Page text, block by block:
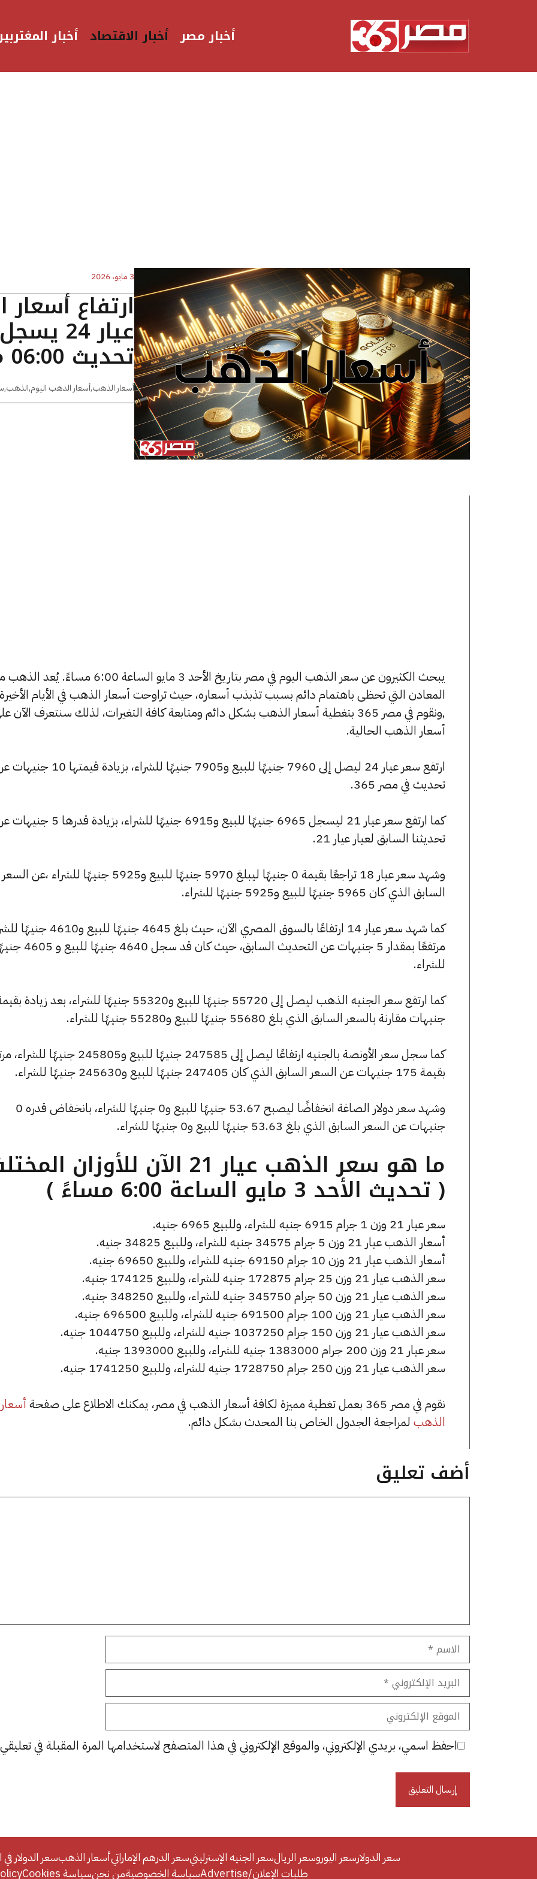
أخبار مصر أخبار الاقتصاد أخبار
3 مايو، 2026
ارتفاع
تحديث 06:00 مساءًا
أسعار الذهب,أسعار الذهب اليوم,الذهب,
يبحث الكثيرون عن سعر الذهب اليوم في مصر بتاريخ الأحد 3 مايو الساعة 6:00 مساءً.
المعادن التي تحظى باهتمام دائم بسبب تذبذب أسعاره، حيث تراوحت أسعار الذهب في الأيام الأخيرة
,ونقوم في مصر 365 بتغطية أسعار الذهب بشكل دائم ومتابعة كافة التغيرات، لذلك سنتعرف الآن
أسعار الذهب الحالية.
ارتفع سعر عيار 24 ليصل إلى 7960 جنيهًا للبيع و7905 جنيهًا
تحديث في مصر 365.
كما ارتفع سعر عيار 21 ليسجل 6965 جنيهًا للبيع و6915 جنيهًا للشراء، بزيادة
تحديثنا السابق لعيار عيار 21.
وشهد سعر عيار 18 تراجعًا بقيمة 0 جنيهًا ليبلغ 5970 جنيهًا للبيع و5925 جنيهًا للشراء ،عن السعر
السابق الذي كان 5965 جنيهًا للبيع و5925 جنيهًا للشراء.
كما شهد سعر عيار 14 ارتفاعًا بالسوق المصري الآن، حيث بلغ 4645 جنيهًا
مرتفعًا بمقدار 5 جنيهات عن التحديث السابق، حيث كان قد سجل
للشراء.
جنيهات مقارنة بالسعر السابق الذي بلغ 55680 جنيهًا للبيع و55280 جنيهًا للشراء.
كما سجل سعر الأونصة بالجنيه ارتفاعًا ليصل إلى 247585 جنيهًا للبيع و245805
بقيمة 175 جنيهات عن السعر السابق الذي كان 247405 جنيهًا للبيع و245630 جنيهًا للشراء.
وشهد سعر دولار الصاغة انخفاضًا ليصبح 53.67 جنيهًا للبيع و0 جنيهًا للشراء، بانخفاض قدره 0
جنيهات عن السعر السابق الذي بلغ 53.63 جنيهًا للبيع و0 جنيهًا للشراء.
ما هو سعر الذهب عيار 21 الآن للأوزان
( تحديث الأحد 3 مايو الساعة 6:00 مساءً )
سعر عيار 21 وزن 1 جرام 6915 جنيه للشراء، وللبيع 6965 جنيه.
أسعار الذهب عيار 21 وزن 5 جرام 34575 جنيه للشراء، وللبيع 34825 جنيه.
أسعار الذهب عيار 21 وزن 10 جرام 69150 جنيه للشراء، وللبيع 69650 جنيه.
سعر الذهب عيار 21 وزن 25 جرام 172875 جنيه للشراء، وللبيع 174125 جنيه.
سعر الذهب عيار 21 وزن 50 جرام 345750 جنيه للشراء، وللبيع 348250 جنيه.
سعر الذهب عيار 21 وزن 100 جرام 691500 جنيه للشراء، وللبيع 696500 جنيه.
سعر الذهب عيار 21 وزن 150 جرام 1037250 جنيه للشراء، وللبيع 1044750 جنيه.
سعر عيار 21 وزن 200 جرام 1383000 جنيه للشراء، وللبيع 1393000 جنيه.
سعر الذهب عيار 21 وزن 250 جرام 1728750 جنيه للشراء، وللبيع 1741250 جنيه.
نقوم في مصر 365 بعمل تغطية مميزة لكافة أسعار الذهب في مصر، يمكنك الاطلاع على صفحة
أسعار
الذهب لمراجعة الجدول الخاص بنا المحدث بشكل دائم.
أضف تعليق
الاسم
البريد
الإلكتروني
الموقع
الإلكتروني
احفظ اسمي، بريدي الإلكتروني، والموقع الإلكتروني في هذا المتصفح لاستخدامها المرة المقبلة في
سعر الدولارسعر اليوروسعر الريالسعر الجنيه الإسترلينيسعر الدرهم الإماراتيأسعار الذهبسعر الدولار
طلبات الإعلان/Advertise
سياسة الخصوصيةمن نحنسياسة Cookies